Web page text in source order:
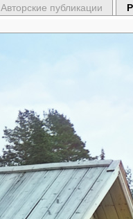
Авторские публикации